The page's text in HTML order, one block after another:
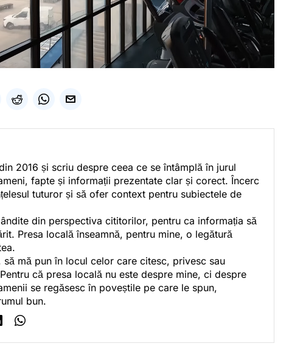
2016 și scriu despre ceea ce se întâmplă în jurul
fapte și informații prezentate clar și corect. Încerc
tuturor și să ofer context pentru subiectele de
din perspectiva cititorilor, pentru ca informația să
Presa locală înseamnă, pentru mine, o legătură
mă pun în locul celor care citesc, privesc sau
că presa locală nu este despre mine, ci despre
se regăsesc în poveștile pe care le spun,
bun.